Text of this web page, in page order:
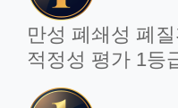
만성 폐쇄성 폐
적정성 평가 1등